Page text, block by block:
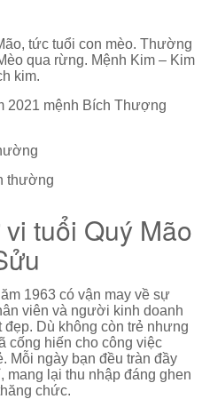
tức tuổi con mèo. Thường
qua rừng. Mệnh Kim – Kim
kim.
2021 mệnh Bích Thượng
thường
tuổi Quý Mão
1963 có vận may về sự
viên và người kinh doanh
Dù không còn trẻ nhưng
cống hiến cho công việc
Mỗi ngày bạn đều tràn đầy
mang lại thu nhập đáng ghen
chức.